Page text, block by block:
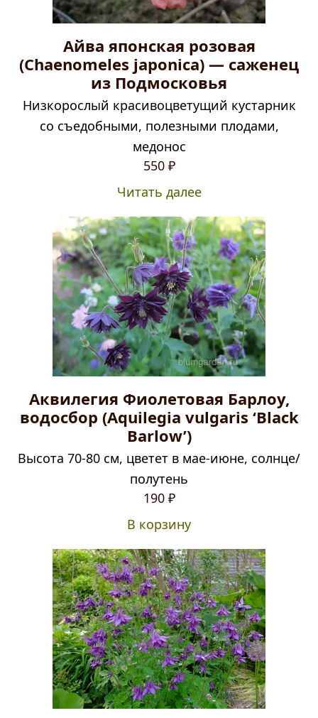
Айва японская розовая
(Chaenomeles japonica) — саженец
из Подмосковья
Низкорослый красивоцветущий кустарник
со съедобными, полезными плодами,
медонос
550 ₽
Читать далее
Аквилегия Фиолетовая Барлоу,
водосбор (Aquilegia vulgaris ‘Black
Barlow’)
Высота 70-80 см, цветет в мае-июне, солнце/
полутень
190 ₽
В корзину